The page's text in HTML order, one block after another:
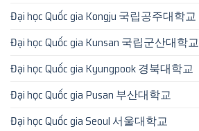
Đại học Quốc gia Kongju 국립공주대학교
Đại học Quốc gia Kunsan 국립군산대학교
Đại học Quốc gia Kyungpook 경북대학교
Đại học Quốc gia Pusan 부산대학교
Đại học Quốc gia Seoul 서울대학교